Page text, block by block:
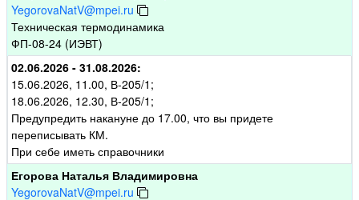
YegorovaNatV@mpei.ru
Техническая термодинамика
ФП-08-24 (ИЭВТ)
02.06.2026 - 31.08.2026:
15.06.2026, 11.00, В-205/1;
18.06.2026, 12.30, В-205/1;
Предупредить накануне до 17.00, что вы придете
переписывать КМ.
При себе иметь справочники
Егорова Наталья Владимировна
YegorovaNatV@mpei.ru